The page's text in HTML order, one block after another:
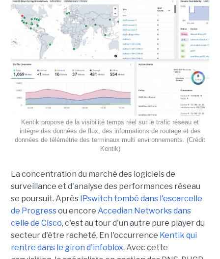
Kentik propose de la visibilité temps réel sur le trafic réseau et
intègre des données de flux, des informations de routage et des
données de télémétrie des terminaux multi environnements. (Crédit
Kentik)
La concentration du marché des logiciels de
surveillance et d'analyse des performances réseau
se poursuit. Après IPswitch tombé dans l'escarcelle
de Progressou encore Accedian Networks dans
celle de Cisco, c'est au tour d'un autre pure player du
secteur d'être racheté. En l'occurrence Kentik qui
rentre dans le giron d'infoblox. Avec cette